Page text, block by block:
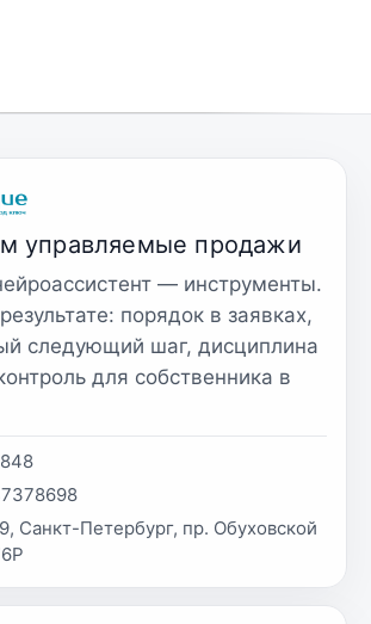
управляемые продажи
— инструменты.
порядок в заявках,
следующий шаг, дисциплина
для собственника в
Санкт-Петербург, пр. Обуховской